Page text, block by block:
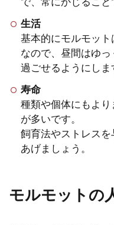
モ
プ
最
で、常にかじること
生活
基本的にモルモット
なので、昼間はゆ
過ごせるようにしま
寿命
種類や個体にもよ
が多いです。
飼育法やストレス
あげましょう。
モルモットの